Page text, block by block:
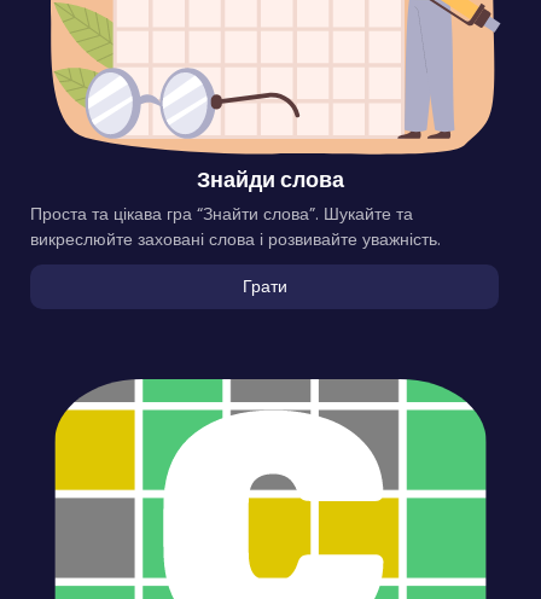
Знайди слова
Проста та цікава гра “Знайти слова”. Шукайте та
викреслюйте заховані слова і розвивайте уважність.
Грати